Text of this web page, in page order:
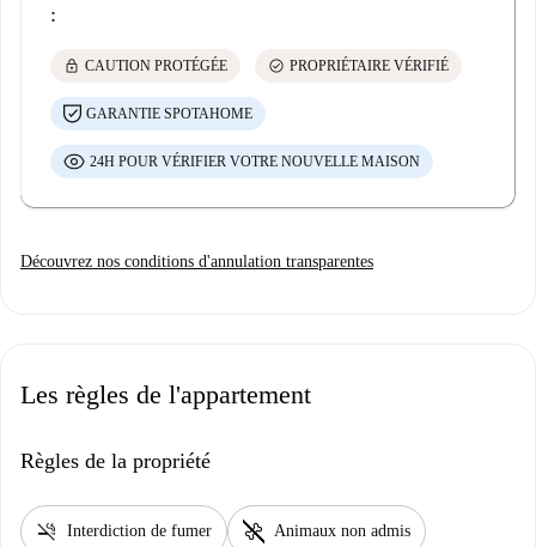
:
lock CAUTION PROTÉGÉE check_circle PROPRIÉTAIRE VÉRIFIÉ
GARANTIE SPOTAHOME
24H POUR VÉRIFIER VOTRE NOUVELLE MAISON
Découvrez nos conditions d'annulation transparentes
Les règles de l'appartement
Règles de la propriété
smoke_free Interdiction de fumer pet_supplies Animaux non admis